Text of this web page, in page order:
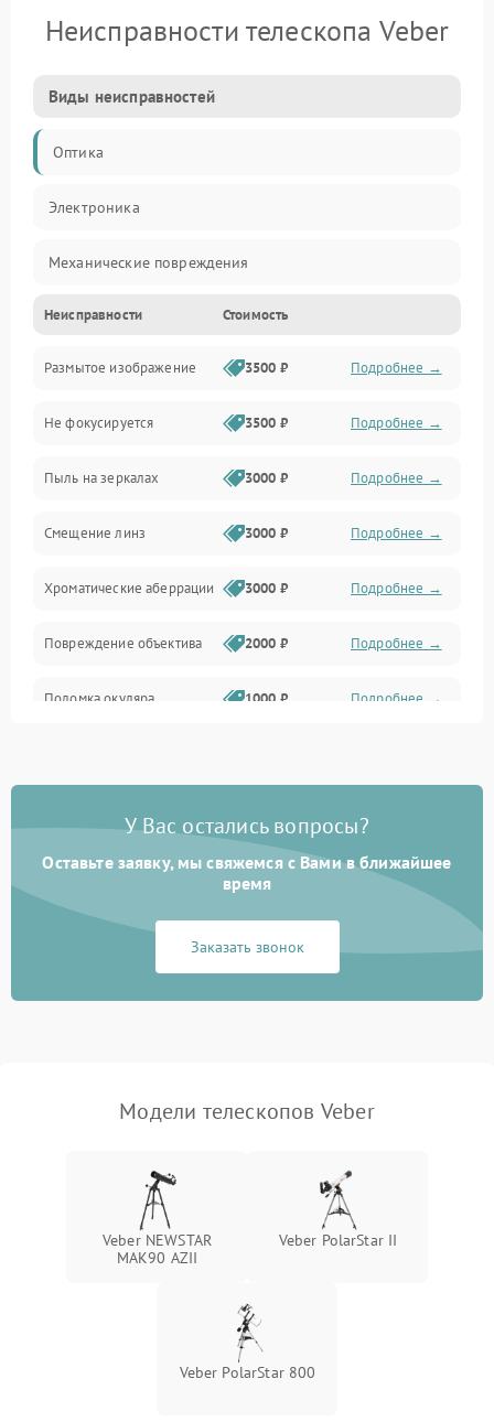
Неисправности телескопа Veber
Виды неисправностей
Оптика
Электроника
Механические повреждения
Механика
Электропитание
Наведение
Аксессуары
Неисправности Стоимость
Размытое изображение 3500 ₽ Подробнее →
Не фокусируется 3500 ₽ Подробнее →
Пыль на зеркалах 3000 ₽ Подробнее →
Смещение линз 3000 ₽ Подробнее →
Хроматические аберрации 3000 ₽ Подробнее →
Повреждение объектива 2000 ₽ Подробнее →
Поломка окуляра 1000 ₽ Подробнее →
У Вас остались вопросы?
Оставьте заявку, мы свяжемся с Вами в ближайшее
время
Заказать звонок
Модели телескопов Veber
Veber NEWSTAR
MAK90 AZII
Veber PolarStar II
Veber PolarStar 800